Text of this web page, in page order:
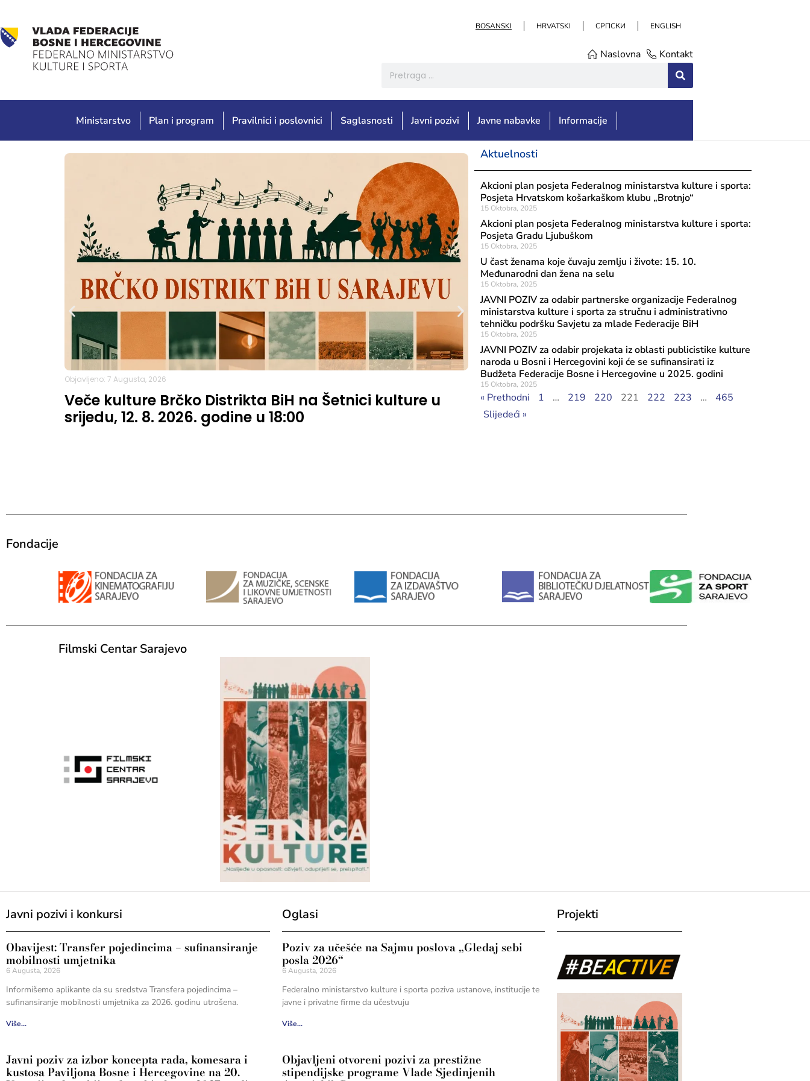
BOSANSKI HRVATSKI СРПСКИ ENGLISH
Naslovna Kontakt
Ministarstvo Plan i program Pravilnici i poslovnici Saglasnosti Javni pozivi Javne nabavke Informacije
Objavljeno: 7 Augusta, 2026
Veče kulture Brčko Distrikta BiH na Šetnici kulture u
srijedu, 12. 8. 2026. godine u 18:00
Objavljeno: 7 Augusta, 2026
Rezultati javnog poziva 2026: Transfer za
značaja, Tekući transfer pojedincima,
Aktuelnosti
Akcioni plan posjeta Federalnog ministarstva kulture i sporta:
Posjeta Hrvatskom košarkaškom klubu „Brotnjo“
15 Oktobra, 2025
Akcioni plan posjeta Federalnog ministarstva kulture i sporta:
Posjeta Gradu Ljubuškom
15 Oktobra, 2025
U čast ženama koje čuvaju zemlju i živote: 15. 10.
Međunarodni dan žena na selu
15 Oktobra, 2025
JAVNI POZIV za odabir partnerske organizacije Federalnog
ministarstva kulture i sporta za stručnu i administrativno
tehničku podršku Savjetu za mlade Federacije BiH
15 Oktobra, 2025
JAVNI POZIV za odabir projekata iz oblasti publicistike kulture
naroda u Bosni i Hercegovini koji će se sufinansirati iz
Budžeta Federacije Bosne i Hercegovine u 2025. godini
15 Oktobra, 2025
« Prethodni 1 … 219 220 221 222 223 …
465
Slijedeći »
Fondacije
Filmski Centar Sarajevo
Javni pozivi i konkursi
Obavijest: Transfer pojedincima – sufinansiranje
mobilnosti umjetnika
6 Augusta, 2026
Informišemo aplikante da su sredstva Transfera pojedincima –
sufinansiranje mobilnosti umjetnika za 2026. godinu utrošena.
Više...
Javni poziv za izbor koncepta rada, komesara i
kustosa Paviljona Bosne i Hercegovine na 20.
Oglasi
Poziv za učešće na Sajmu poslova „Gledaj sebi
posla 2026“
6 Augusta, 2026
Federalno ministarstvo kulture i sporta poziva ustanove, institucije te
javne i privatne firme da učestvuju
Više...
Objavljeni otvoreni pozivi za prestižne
stipendijske programe Vlade Sjedinjenih
Projekti